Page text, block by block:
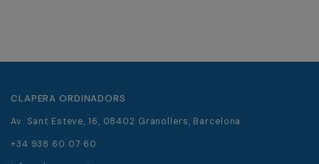
CLAPERA ORDINADORS
Av. Sant Esteve, 16, 08402 Granollers, Barcelona
+34 938 60 07 60